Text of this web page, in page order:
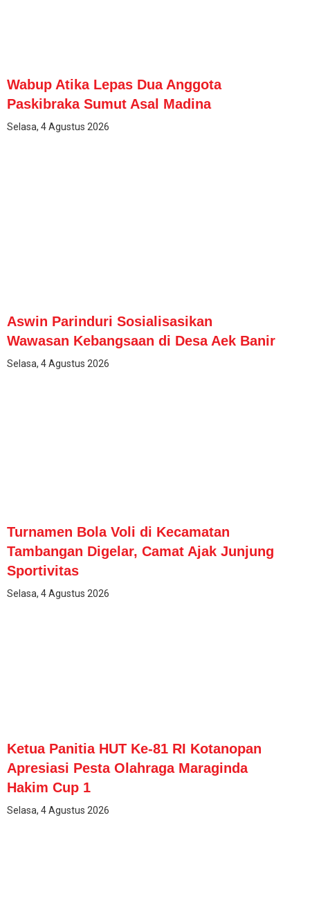
Wabup Atika Lepas Dua Anggota
Paskibraka Sumut Asal Madina
Selasa, 4 Agustus 2026
Aswin Parinduri Sosialisasikan
Wawasan Kebangsaan di Desa Aek Banir
Selasa, 4 Agustus 2026
Turnamen Bola Voli di Kecamatan
Tambangan Digelar, Camat Ajak Junjung
Sportivitas
Selasa, 4 Agustus 2026
Ketua Panitia HUT Ke-81 RI Kotanopan
Apresiasi Pesta Olahraga Maraginda
Hakim Cup 1
Selasa, 4 Agustus 2026